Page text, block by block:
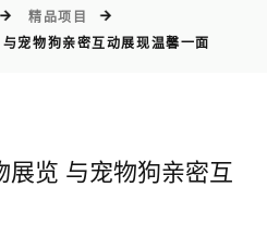
精品项目
宠物狗亲密互动展现温馨一面
展览 与宠物狗亲密互